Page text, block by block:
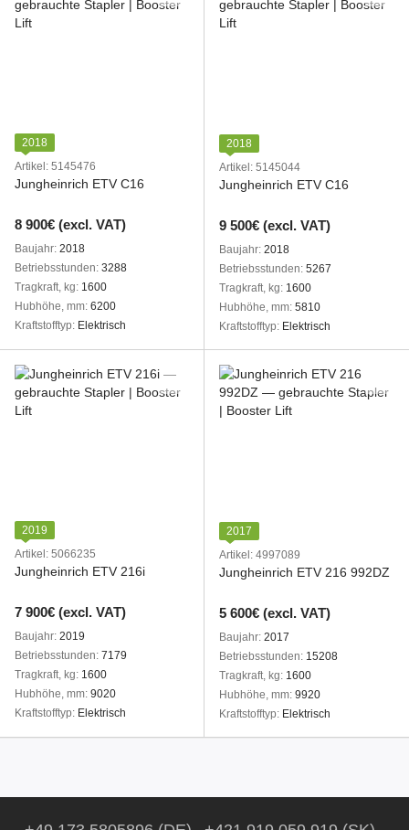
2018
Artikel: 5145476
Jungheinrich ETV C16
8 900€ (excl. VAT)
Baujahr 2018
Betriebsstunden 3288
Tragkraft, kg 1600
Hubhöhe, mm 6200
Kraftstofftyp
Elektrisch
2018
Artikel: 5145044
Jungheinrich ETV C16
9 500€ (excl. VAT)
Baujahr 2018
Betriebsstunden 5267
Tragkraft, kg 1600
Hubhöhe, mm 5810
Kraftstofftyp
Elektrisch
2019
Artikel: 5066235
Jungheinrich ETV 216i
7 900€ (excl. VAT)
Baujahr 2019
Betriebsstunden 7179
Tragkraft, kg 1600
Hubhöhe, mm 9020
Kraftstofftyp
Elektrisch
2017
Artikel: 4997089
Jungheinrich ETV 216 992DZ
5 600€ (excl. VAT)
Baujahr 2017
Betriebsstunden 15208
Tragkraft, kg 1600
Hubhöhe, mm 9920
Kraftstofftyp
Elektrisch